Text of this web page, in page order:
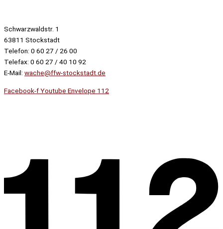
Schwarzwaldstr. 1
63811 Stockstadt
Telefon: 0 60 27 / 26 00
Telefax: 0 60 27 / 40 10 92
E-Mail: wache@ffw-stockstadt.de
Facebook-fYoutube Envelope 112